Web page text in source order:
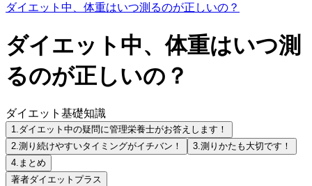
ダイエット中、体重はいつ測るのが正しいの？
ダイエット中、体重はいつ測
るのが正しいの？
ダイエット基礎知識
1.ダイエット中の疑問に管理栄養士がお答えします！
2.測り続けやすいタイミングがイチバン！ 3.測りかたも大切です！
4. まとめ
著者ダイエットプラス